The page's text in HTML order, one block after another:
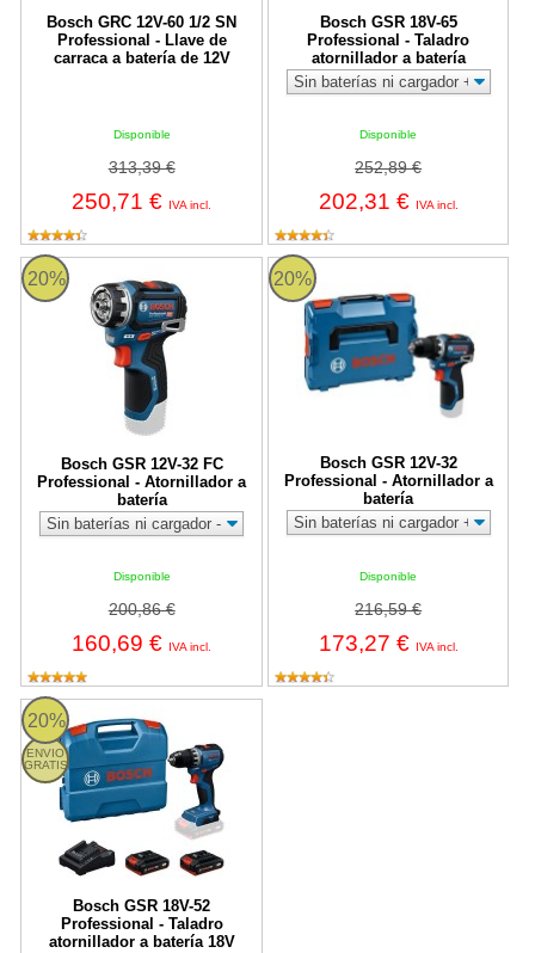
Bosch GRC 12V-60 1/2 SN
Professional - Llave de
carraca a batería de 12V
Disponible
313,39 €
250,71 € IVA incl.
Bosch GSR 18V-65
Professional - Taladro
atornillador a batería
Disponible
252,89 €
202,31 € IVA incl.
20%
Bosch GSR 12V-32 FC
Professional - Atornillador a
batería
Disponible
200,86 €
160,69 € IVA incl.
Bosch GSR 12V-32 FC Professional - Atornillador a batería
20%
Bosch GSR 12V-32
Professional - Atornillador a
batería
Disponible
216,59 €
173,27 € IVA incl.
Bosch GSR 12V-32 Professional
20%
ENVIO
GRATIS
Bosch GSR 18V-52
Professional - Taladro
atornillador a batería 18V
Bosch GSR 18V-52 Professional - Taladro atornillador a batería